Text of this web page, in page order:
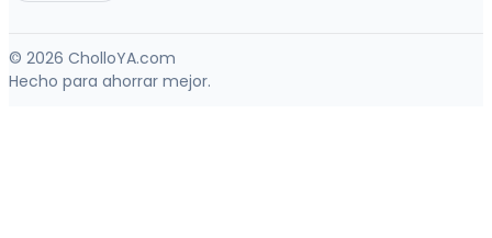
© 2026 CholloYA.com
Hecho para ahorrar mejor.